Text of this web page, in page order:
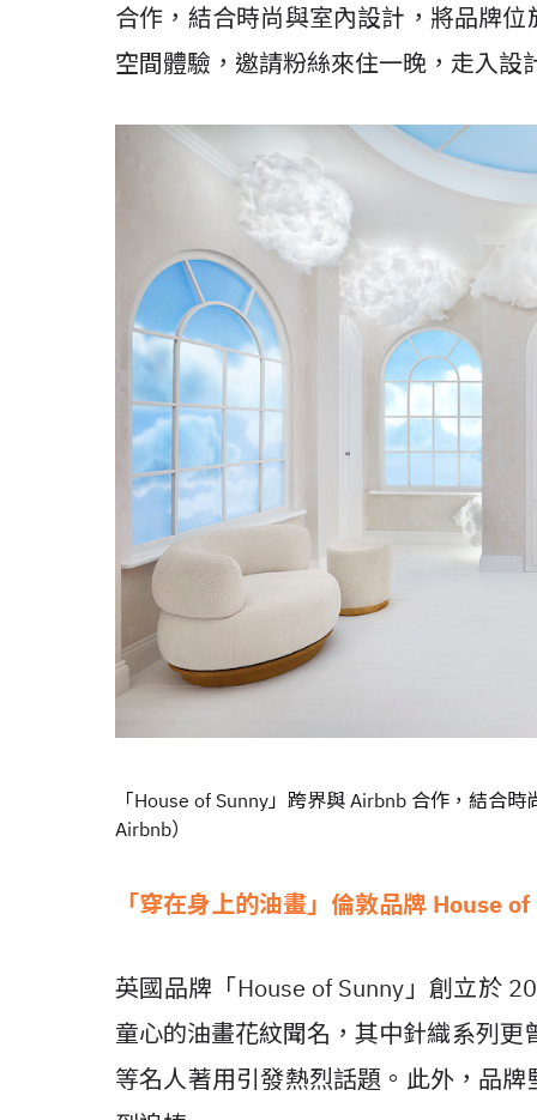
合作，結合時尚與室內設計，將品牌
空間體驗，邀請粉絲來住一晚，走入
「House of Sunny」跨界與 Airbnb 合作，結合
Airbnb）
「穿在身上的油畫」倫敦品牌 House
英國品牌「House of Sunny」創立於
童心的油畫花紋聞名，其中針織系列
等名人著用引發熱烈話題。此外，品